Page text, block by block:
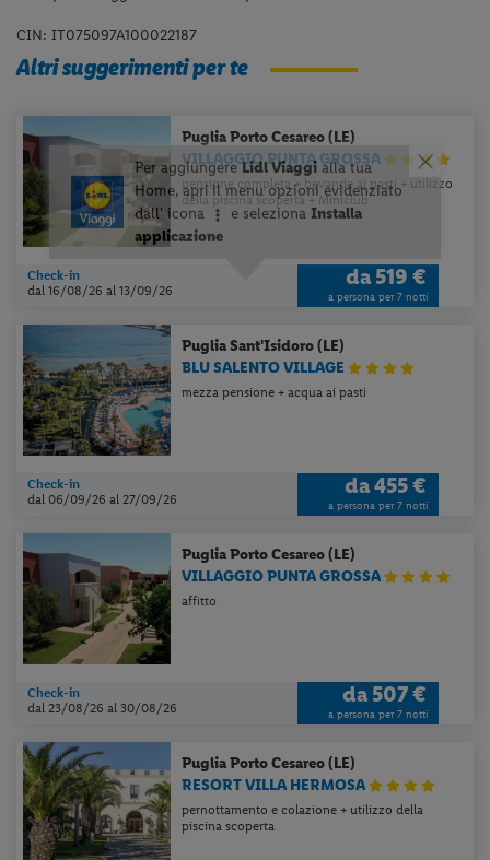
CIN: IT075097A100022187
Altri suggerimenti per te
PugliaPorto Cesareo (LE)
VILLAGGIO PUNTA GROSSA
pensione completa + bevande ai pasti + utilizzo
della piscina scoperta + Miniclub
Check-in
dal 16/08/26al 13/09/26
da519 €
a persona per 7 notti
PugliaSant'Isidoro (LE)
BLU SALENTO VILLAGE
mezza pensione + acqua ai pasti
Check-in
dal 06/09/26al 27/09/26
da455 €
a persona per 7 notti
PugliaPorto Cesareo (LE)
VILLAGGIO PUNTA GROSSA
affitto
Check-in
dal 23/08/26al 30/08/26
da507 €
a persona per 7 notti
PugliaPorto Cesareo (LE)
RESORT VILLA HERMOSA
pernottamento e colazione + utilizzo della
piscina scoperta